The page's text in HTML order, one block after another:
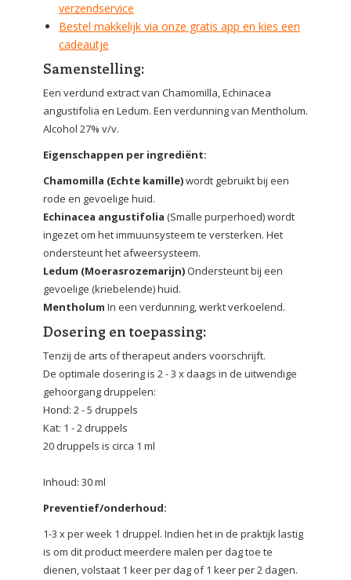
verzendservice
Bestel makkelijk via onze gratis app en kies een
cadeautje
Samenstelling:
Een verdund extract van Chamomilla, Echinacea
angustifolia en Ledum. Een verdunning van Mentholum.
Alcohol 27% v/v.
Eigenschappen per ingrediënt:
Chamomilla (Echte kamille)wordt gebruikt bij een
rode en gevoelige huid.
Echinacea angustifolia (Smalle purperhoed) wordt
ingezet om het immuunsysteem te versterken. Het
ondersteunt het afweersysteem.
Ledum (Moerasrozemarijn)Ondersteunt bij een
gevoelige (kriebelende) huid.
Mentholum In een verdunning, werkt verkoelend.
Dosering en toepassing:
Tenzij de arts of therapeut anders voorschrijft.
De optimale dosering is 2 - 3 x daags in de uitwendige
gehoorgang druppelen:
Hond: 2 - 5 druppels
Kat: 1 - 2 druppels
20 druppels is circa 1 ml
Inhoud: 30 ml
Preventief/onderhoud:
1-3 x per week 1 druppel. Indien het in de praktijk lastig
is om dit product meerdere malen per dag toe te
dienen, volstaat 1 keer per dag of 1 keer per 2 dagen.